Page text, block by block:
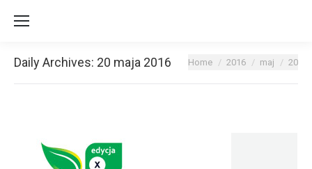
Daily Archives: 20 maja 2016 You are here:
Home 2016 maj 20